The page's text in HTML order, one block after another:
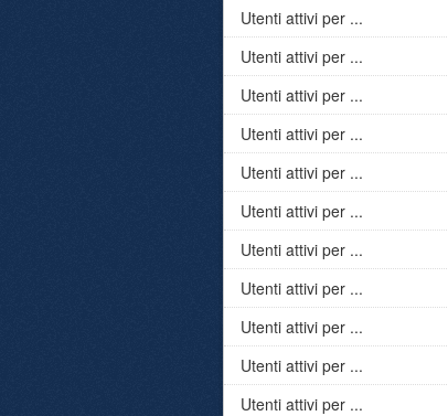
Utenti attivi per ...
Utenti attivi per ...
Utenti attivi per ...
Utenti attivi per ...
Utenti attivi per ...
Utenti attivi per ...
Utenti attivi per ...
Utenti attivi per ...
Utenti attivi per ...
Utenti attivi per ...
Utenti attivi per ...